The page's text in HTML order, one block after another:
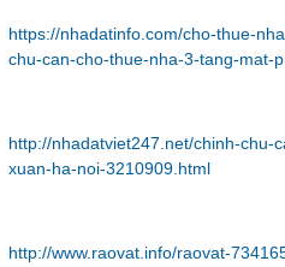
https://nhadatinfo.com/cho-thue-
chu-can-cho-thue-nha-3-tang-mat-
http://nhadatviet247.net/chinh-
xuan-ha-noi-3210909.html
http://www.raovat.info/raovat-